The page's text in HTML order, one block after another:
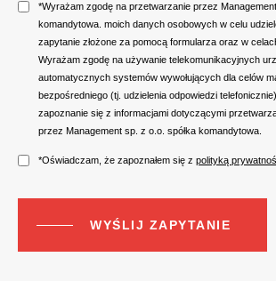
*Wyrażam zgodę na przetwarzanie przez
komandytowa. moich danych osobowych w celu
zapytanie złożone za pomocą formularza oraz w
Wyrażam zgodę na używanie telekomunikacyjnych
automatycznych systemów wywołujących dla celów
bezpośredniego (tj. udzielenia odpowiedzi
zapoznanie się z informacjami dotyczącymi
przez Management sp. z o.o. spółka komandytowa.
*Oświadczam, że zapoznałem się z polityką